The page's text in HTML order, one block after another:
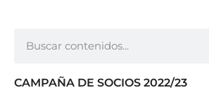
CAMPAÑA DE SOCIOS 2022/23